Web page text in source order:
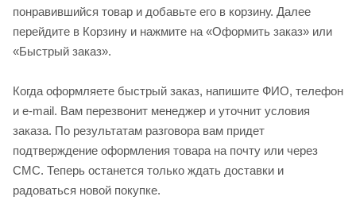
понравившийся товар и добавьте его в корзину. Далее
перейдите в Корзину и нажмите на «Оформить заказ» или
«Быстрый заказ».
Когда оформляете быстрый заказ, напишите ФИО, телефон
и e-mail. Вам перезвонит менеджер и уточнит условия
заказа. По результатам разговора вам придет
подтверждение оформления товара на почту или через
СМС. Теперь останется только ждать доставки и
радоваться новой покупке.